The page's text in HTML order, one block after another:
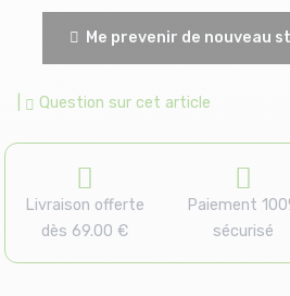
Me prevenir de nouveau
Question sur cet article
Livraison offerte
dès 69.00 €
Paiement
sécurisé